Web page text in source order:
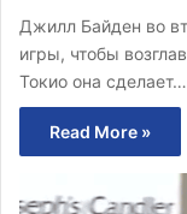
Джилл Байден во
игры, чтобы
Токио она сделает…
Read More »